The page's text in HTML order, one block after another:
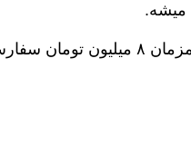
میشه.